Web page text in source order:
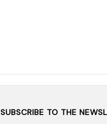
SUBSCRIBE TO THE